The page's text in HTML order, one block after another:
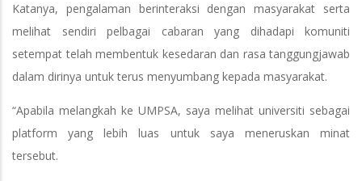
Katanya, pengalaman berinteraksi dengan masyarakat serta
melihat sendiri pelbagai cabaran yang dihadapi komuniti
setempat telah membentuk kesedaran dan rasa tanggungjawab
dalam dirinya untuk terus menyumbang kepada masyarakat.
“Apabila melangkah ke UMPSA, saya melihat universiti sebagai
platform yang lebih luas untuk saya meneruskan minat
tersebut.